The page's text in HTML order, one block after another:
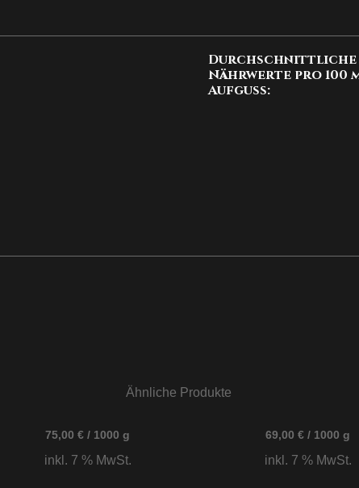
Durchschnittliche
Nährwerte pro 100
Aufguss:
Ähnliche Produkte
75,00 € / 1000 g
inkl. 7 % MwSt.
69,00 € / 1000 g
inkl. 7 % MwSt.